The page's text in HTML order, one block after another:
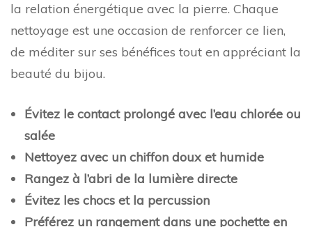
la relation énergétique avec la pierre. Chaque
nettoyage est une occasion de renforcer ce lien,
de méditer sur ses bénéfices tout en appréciant la
beauté du bijou.
Évitez le contact prolongé avec l’eau chlorée ou
salée
Nettoyez avec un chiffon doux et humide
Rangez à l’abri de la lumière directe
Évitez les chocs et la percussion
Préférez un rangement dans une pochette en